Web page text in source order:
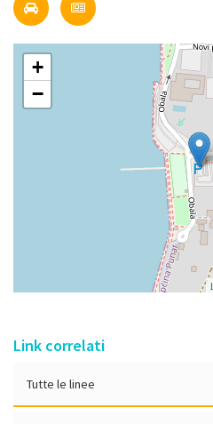
+
−
Link correlati
Tutte le linee